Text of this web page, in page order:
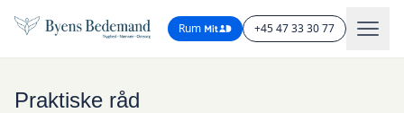
Rum +45 47 33 30 77
Praktiske råd